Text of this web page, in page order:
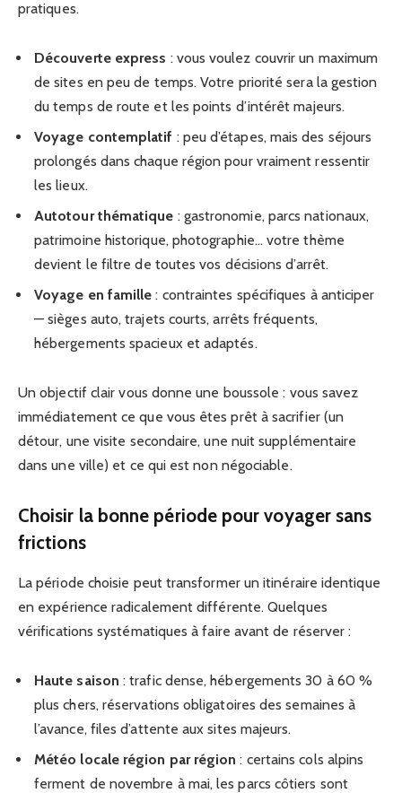
pratiques.
Découverte express : vous voulez couvrir un maximum
de sites en peu de temps. Votre priorité sera la gestion
du temps de route et les points d’intérêt majeurs.
Voyage contemplatif : peu d’étapes, mais des séjours
prolongés dans chaque région pour vraiment ressentir
les lieux.
Autotour thématique : gastronomie, parcs nationaux,
patrimoine historique, photographie… votre thème
devient le filtre de toutes vos décisions d’arrêt.
Voyage en famille : contraintes spécifiques à anticiper
— sièges auto, trajets courts, arrêts fréquents,
hébergements spacieux et adaptés.
Un objectif clair vous donne une boussole : vous savez
immédiatement ce que vous êtes prêt à sacrifier (un
détour, une visite secondaire, une nuit supplémentaire
dans une ville) et ce qui est non négociable.
Choisir la bonne période pour voyager sans
frictions
La période choisie peut transformer un itinéraire identique
en expérience radicalement différente. Quelques
vérifications systématiques à faire avant de réserver :
Haute saison : trafic dense, hébergements 30 à 60 %
plus chers, réservations obligatoires des semaines à
l’avance, files d’attente aux sites majeurs.
Météo locale région par région : certains cols alpins
ferment de novembre à mai, les parcs côtiers sont